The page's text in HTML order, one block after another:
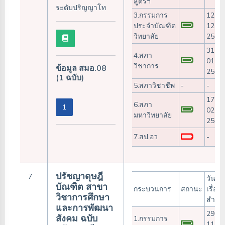
ระดับปริญญาโท
ข้อมูล สมอ.08
(1 ฉบับ)
1
3.กรรมการ
ประจำบัณฑิต
วิทยาลัย
12-
12-
2566
4.สภา
วิชาการ
31-
01-
2567
5.สภาวิชาชีพ
-
-
6.สภา
มหาวิทยาลัย
17-
02-
2567
7.สป.อว
-
7
ปรัชญาดุษฎี
บัณฑิต สาขา
วิชาการศึกษา
และการพัฒนา
สังคม ฉบับ
กระบวนการ สถานะ
วันรับ
เรื่อง/
สำเร็
1.กรรมการ
29-